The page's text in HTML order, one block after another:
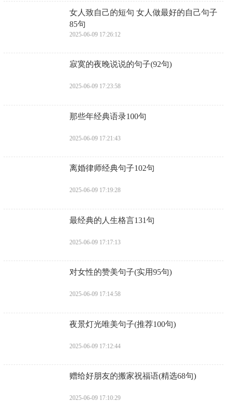
​女人致自己的短句 女人做最好的自己句子
85句
2025-06-09 17:26:12
​寂寞的夜晚说说的句子(92句)
2025-06-09 17:23:58
​那些年经典语录100句
2025-06-09 17:21:43
​离婚律师经典句子102句
2025-06-09 17:19:28
​最经典的人生格言131句
2025-06-09 17:17:13
​对女性的赞美句子(实用95句)
2025-06-09 17:14:58
​夜景灯光唯美句子(推荐100句)
2025-06-09 17:12:44
​赠给好朋友的搬家祝福语(精选68句)
2025-06-09 17:10:29